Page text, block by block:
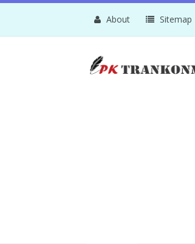
About Sitemap